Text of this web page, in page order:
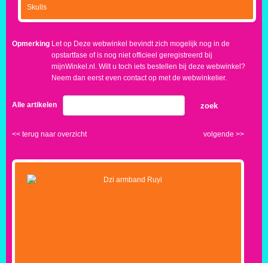
Skulls
Opmerking Let op Deze webwinkel bevindt zich mogelijk nog in de
opstartfase of is nog niet officieel geregistreerd bij
mijnWinkel.nl. Wilt u toch iets bestellen bij deze webwinkel?
Neem dan eerst even contact op met de webwinkelier.
Alle artikelen zoek
<< terug naar overzicht volgende >>